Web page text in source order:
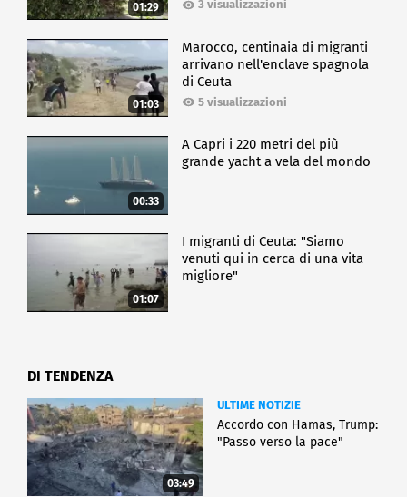
01:29 3 visualizzazioni
01:03
Marocco, centinaia di migranti
arrivano nell'enclave spagnola
di Ceuta
5 visualizzazioni
00:33
A Capri i 220 metri del più
grande yacht a vela del mondo
01:07
I migranti di Ceuta: "Siamo
venuti qui in cerca di una vita
migliore"
DI TENDENZA
03:49
ULTIME NOTIZIE
Accordo con Hamas, Trump:
"Passo verso la pace"